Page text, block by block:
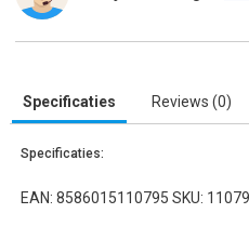
Specificaties Reviews (0)
Specificaties:
EAN: 8586015110795 SKU: 11079